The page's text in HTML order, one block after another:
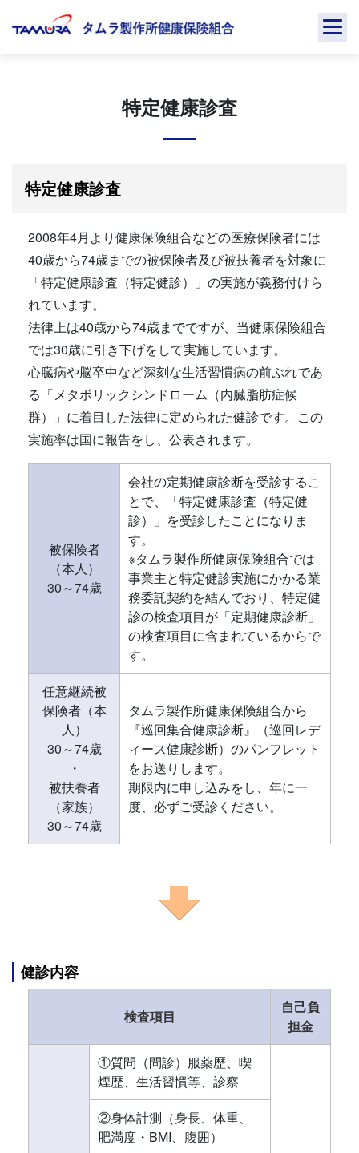
特定健康診査
特定健康診査
2008年4月より健康保険組合などの医療保険者には
40歳から74歳までの被保険者及び被扶養者を対象に
「特定健康診査（特定健診）」の実施が義務付けら
れています。
法律上は40歳から74歳までですが、当健康保険組合
では30歳に引き下げをして実施しています。
心臓病や脳卒中など深刻な生活習慣病の前ぶれであ
る「メタボリックシンドローム（内臓脂肪症候
群）」に着目した法律に定められた健診です。この
実施率は国に報告をし、公表されます。
被保険者
（本人）
30～74歳
会社の定期健康診断を受診するこ
とで、「特定健康診査（特定健
診）」を受診したことになりま
す。
※タムラ製作所健康保険組合では
事業主と特定健診実施にかかる業
務委託契約を結んでおり、特定健
診の検査項目が「定期健康診断」
の検査項目に含まれているからで
す。
任意継続被
保険者（本
人）
30～74歳
・
被扶養者
（家族）
30～74歳
タムラ製作所健康保険組合から
『巡回集合健康診断』（巡回レデ
ィース健康診断）のパンフレット
をお送りします。
期限内に申し込みをし、年に一
度、必ずご受診ください。
健診内容
検査項目
自己負
担金
①質問（問診）服薬歴、喫
煙歴、生活習慣等、診察
②身体計測（身長、体重、
肥満度・BMI、腹囲）